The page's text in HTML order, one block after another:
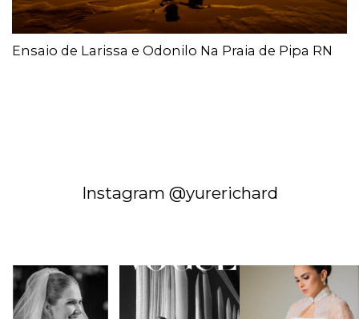
Ensaio de Larissa e Odonilo Na Praia de Pipa RN
Instagram @yurerichard